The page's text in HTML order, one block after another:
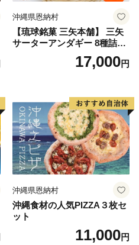
沖縄県恩納村
【琉球銘菓 三矢本舗】 三矢
サーターアンダギー 8種詰め
合わせ(15個×2袋)17,000円
沖縄県恩納村
沖縄食材の人気PIZZA３枚セ
ット
11,000円